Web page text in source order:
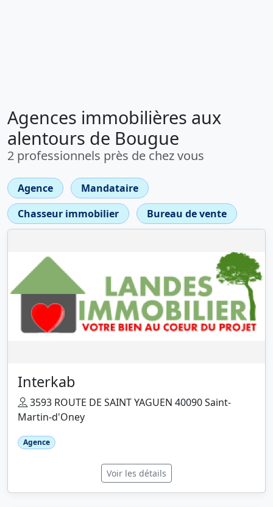
Agences immobilières aux
alentours de Bougue
2 professionnels près de chez vous
Agence
Mandataire
Chasseur immobilier
Bureau de vente
Interkab
3593 ROUTE DE SAINT YAGUEN 40090 Saint-
Martin-d'Oney
Agence
Voir les détails